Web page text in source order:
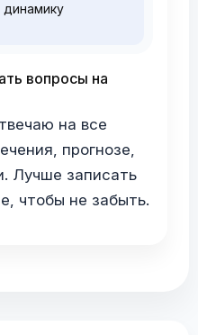
вопросы на
на все
прогнозе,
Лучше записать
чтобы не забыть.